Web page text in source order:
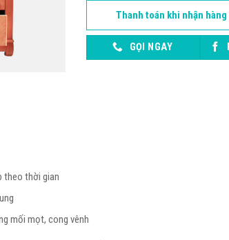
Thanh toán khi nhận hàng
GỌI NGAY
theo thời gian
mối mọt, cong vênh